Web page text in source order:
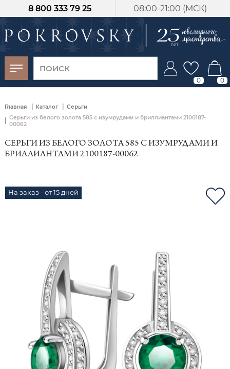
08:00-21:00 (МСК)
8 800 333 79 25
0 0
Главная | Каталог | Серьги
Серьги из белого золота 585 с изумрудами и бриллиантами 2100187-
00062
СЕРЬГИ ИЗ БЕЛОГО ЗОЛОТА 585 С ИЗУМРУДАМИ И
БРИЛЛИАНТАМИ 2100187-00062
На заказ - от 15 дней
-30%
от 15 дней с
момента оплаты